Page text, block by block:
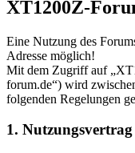
XT1200Z-
Eine Nutzung des
Adresse möglich!
Mit dem Zugriff auf
forum.de“) wird
folgenden Regelungen
1. Nutzungsvertrag